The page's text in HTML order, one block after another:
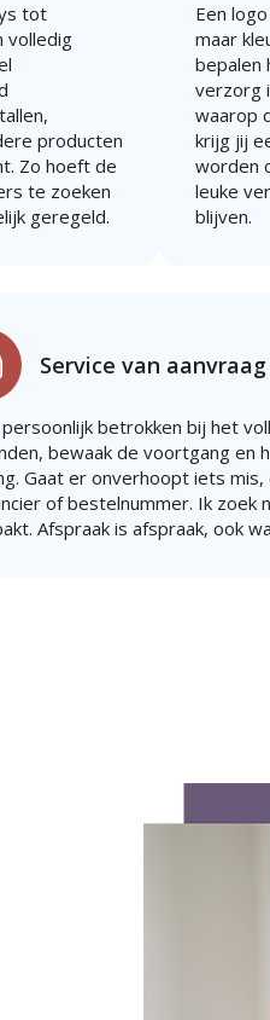
tot
volledig
producten
Zo hoeft de
te zoeken
geregeld.
Een
maar
bepalen
verzorg
waarop
krijg jij
worden
leuke
blijven.
Service van
betrokken bij het
bewaak de voortgang en
Gaat er onverhoopt iets
of bestelnummer. Ik
Afspraak is afspraak, ook